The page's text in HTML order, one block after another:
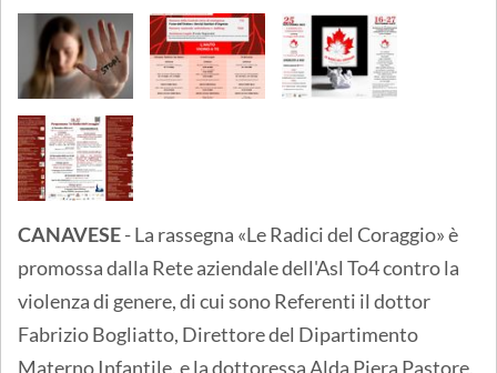
CANAVESE- La rassegna «Le Radici del Coraggio» è
promossa dalla Rete aziendale dell'Asl To4 contro la
violenza di genere, di cui sono Referenti il dottor
Fabrizio Bogliatto, Direttore del Dipartimento
Materno Infantile, e la dottoressa Alda Piera Pastore,